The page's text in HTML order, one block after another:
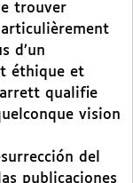
trouver
d’un
éthique et
qualifie
vision
del
publicaciones